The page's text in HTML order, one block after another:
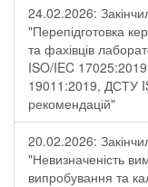
24.02.2026:
"Перепідготовка
та фахівців
ISO/IEC
19011:2019, ДСТУ
рекомендацій"
20.02.2026:
"Невизначеність
випробування та